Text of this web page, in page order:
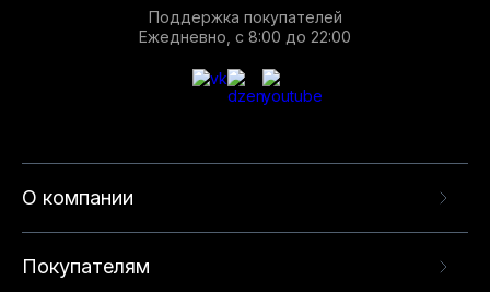
О компании
Покупателям
Поддержка покупателей
Ежедневно, с 8:00 до 22:00